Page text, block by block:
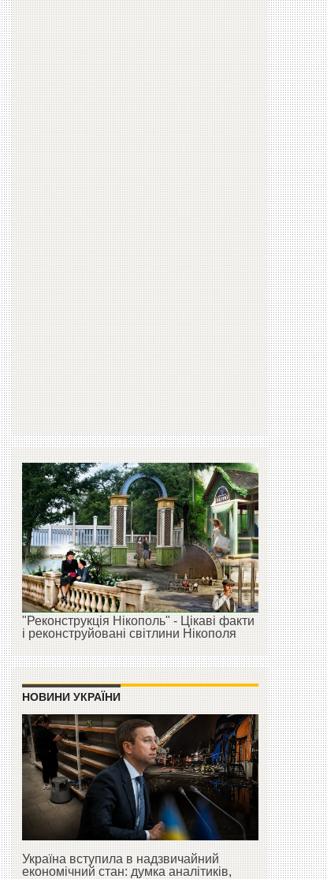
"Реконструкція Нікополь" - Цікаві факти
і реконструйовані світлини Нікополя
НОВИНИ УКРАЇНИ
Україна вступила в надзвичайний
економічний стан: думка аналітиків,